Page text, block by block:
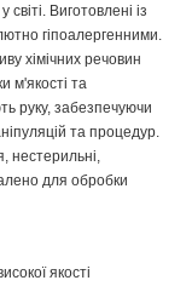
Виготовлені із
гіпоалергенними.
хімічних речовин
м'якості та
руку, забезпечуючи
та процедур.
нестерильні,
для обробки
якості